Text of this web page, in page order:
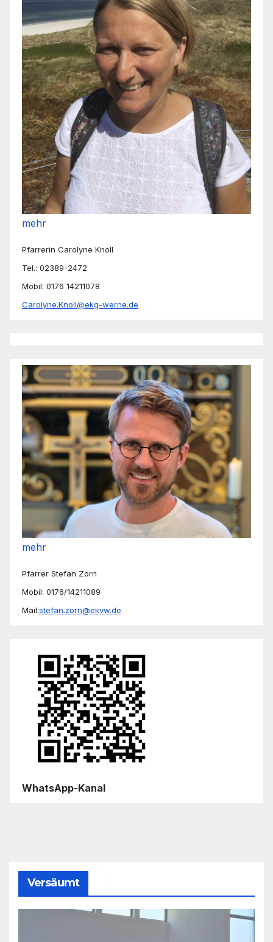
mehr
Pfarrerin Carolyne Knoll
Tel.: 02389-2472
Mobil: 0176 14211078
Carolyne.Knoll@ekg-werne.de
mehr
Pfarrer Stefan Zorn
Mobil: 0176/14211089
Mail:stefan.zorn@ekvw.de
WhatsApp-Kanal
Versäumt